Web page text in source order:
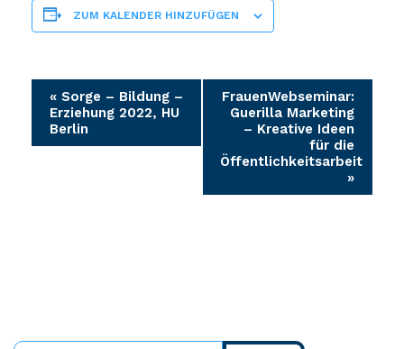
ZUM KALENDER HINZUFÜGEN
Veranstaltung-
Navigation
« Sorge – Bildung –
Erziehung 2022, HU
Berlin
FrauenWebseminar:
Guerilla Marketing
– Kreative Ideen
für die
Öffentlichkeitsarbeit
»